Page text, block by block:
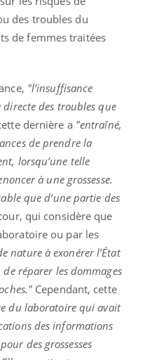
des troubles du
de femmes traitées
"l’insuffisance
directe des troubles que
dernière a "entraîné,
de prendre la
lorsqu’une telle
à une grossesse.
que d’une partie des
qui considère que
ou par les
nature à exonérer l’État
réparer les dommages
Cependant, cette
du laboratoire qui avait
des informations
des grossesses